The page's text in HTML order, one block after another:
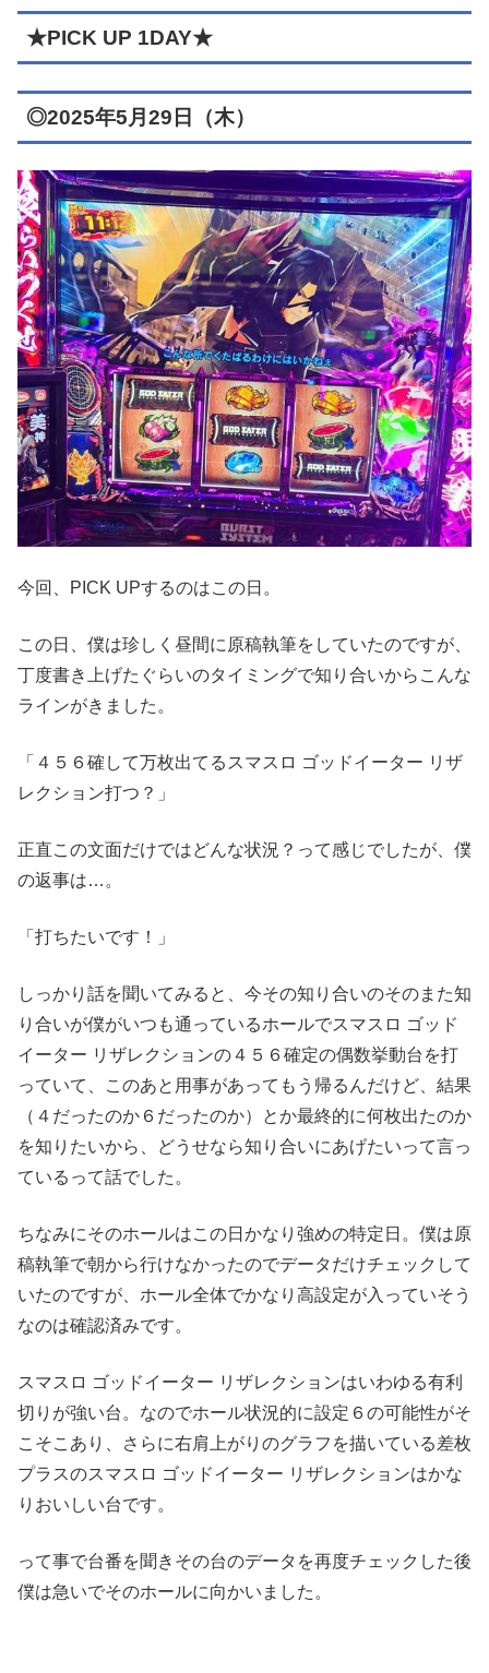
★PICK UP 1DAY★
◎2025年5月29日（木）
今回、PICK UPするのはこの日。
この日、僕は珍しく昼間に原稿執筆をしていたのですが、
丁度書き上げたぐらいのタイミングで知り合いからこんな
ラインがきました。
「４５６確して万枚出てるスマスロ ゴッドイーター リザ
レクション打つ？」
正直この文面だけではどんな状況？って感じでしたが、僕
の返事は…。
「打ちたいです！」
しっかり話を聞いてみると、今その知り合いのそのまた知
り合いが僕がいつも通っているホールでスマスロ ゴッド
イーター リザレクションの４５６確定の偶数挙動台を打
っていて、このあと用事があってもう帰るんだけど、結果
（４だったのか６だったのか）とか最終的に何枚出たのか
を知りたいから、どうせなら知り合いにあげたいって言っ
ているって話でした。
ちなみにそのホールはこの日かなり強めの特定日。僕は原
稿執筆で朝から行けなかったのでデータだけチェックして
いたのですが、ホール全体でかなり高設定が入っていそう
なのは確認済みです。
スマスロ ゴッドイーター リザレクションはいわゆる有利
切りが強い台。なのでホール状況的に設定６の可能性がそ
こそこあり、さらに右肩上がりのグラフを描いている差枚
プラスのスマスロ ゴッドイーター リザレクションはかな
りおいしい台です。
って事で台番を聞きその台のデータを再度チェックした後
僕は急いでそのホールに向かいました。